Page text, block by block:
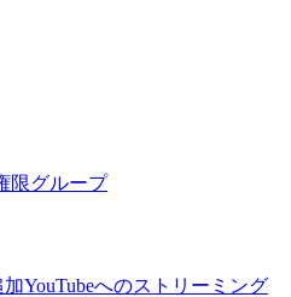
限グループ
加YouTubeへのストリーミング